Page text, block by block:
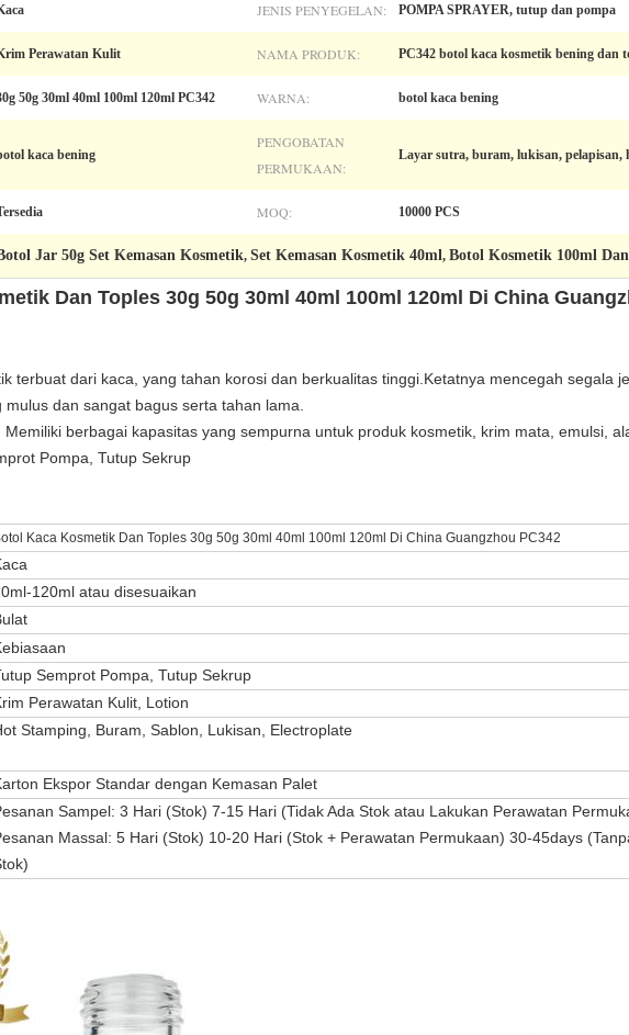
JENIS PENYEGELAN: POMPA SPRAYER, tutup dan pompa
Perawatan Kulit NAMA PRODUK: PC342 botol kaca kosmetik bening dan
50g 30ml 40ml 100ml 120ml PC342 WARNA: botol kaca bening
kaca bening
PENGOBATAN
PERMUKAAN:
Layar sutra, buram, lukisan, pelapisan,
MOQ: 10000 PCS
Jar 50g Set Kemasan Kosmetik, Set Kemasan Kosmetik 40ml, Botol Kosmetik 100ml
Dan Toples 30g 50g 30ml 40ml 100ml 120ml Di China
terbuat dari kaca, yang tahan korosi dan berkualitas tinggi.Ketatnya mencegah segala
dan sangat bagus serta tahan lama.
berbagai kapasitas yang sempurna untuk produk kosmetik, krim mata, emulsi,
Pompa, Tutup Sekrup
Kaca Kosmetik Dan Toples 30g 50g 30ml 40ml 100ml 120ml Di China Guangzhou PC342
120ml atau disesuaikan
Semprot Pompa, Tutup Sekrup
Perawatan Kulit, Lotion
Stamping, Buram, Sablon, Lukisan, Electroplate
Ekspor Standar dengan Kemasan Palet
Sampel: 3 Hari (Stok) 7-15 Hari (Tidak Ada Stok atau Lakukan Perawatan
Massal: 5 Hari (Stok) 10-20 Hari (Stok + Perawatan Permukaan) 30-45days